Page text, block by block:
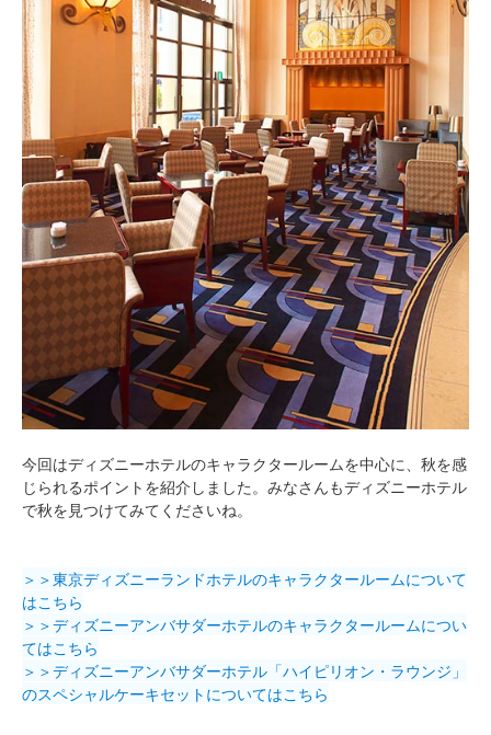
今回はディズニーホテルのキャラクタールームを中心に、秋を感
じられるポイントを紹介しました。みなさんもディズニーホテル
で秋を見つけてみてくださいね。
＞＞東京ディズニーランドホテルのキャラクタールームについて
はこちら
＞＞ディズニーアンバサダーホテルのキャラクタールームについ
てはこちら
＞＞ディズニーアンバサダーホテル「ハイピリオン・ラウンジ」
のスペシャルケーキセットについてはこちら